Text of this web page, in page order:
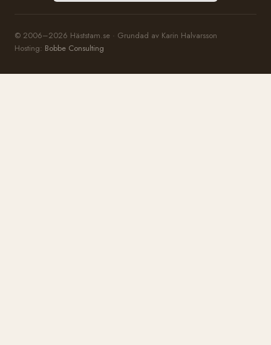
© 2006–2026 Häststam.se · Grundad av Karin Halvarsson
Hosting: Bobbe Consulting